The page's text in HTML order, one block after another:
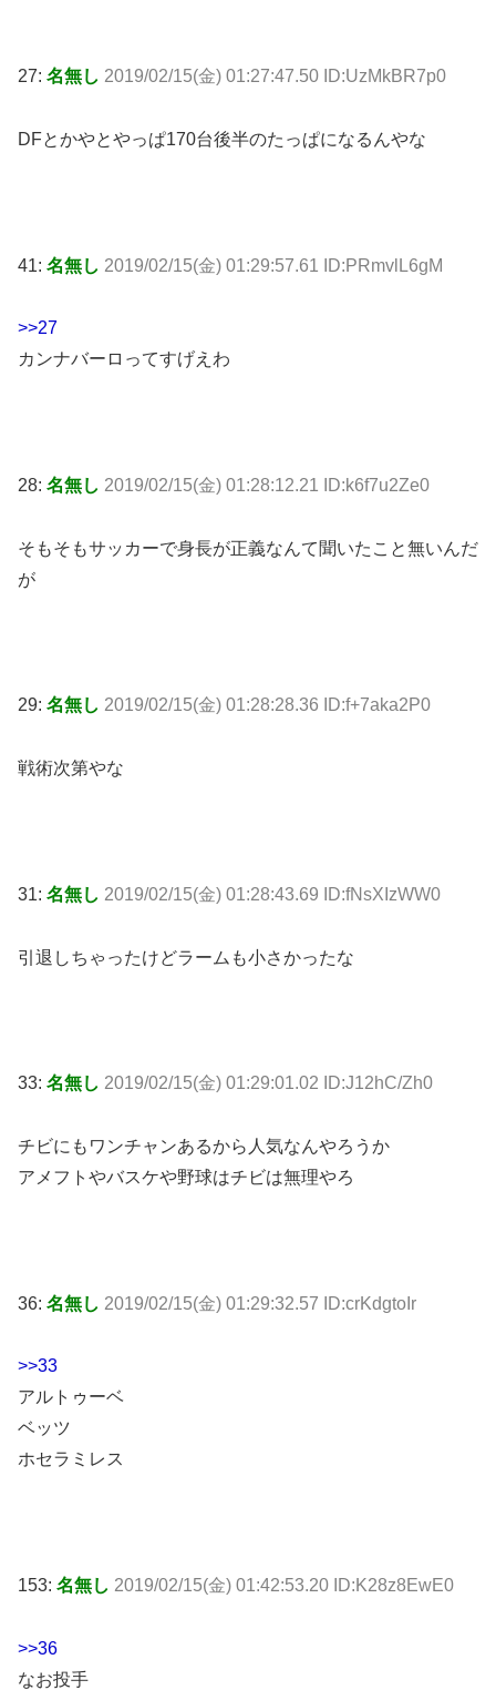
27: 名無し 2019/02/15(金) 01:27:47.50 ID:UzMkBR7p0
DFとかやとやっぱ170台後半のたっぱになるんやな
41: 名無し 2019/02/15(金) 01:29:57.61 ID:PRmvlL6gM
>>27
カンナバーロってすげえわ
28: 名無し 2019/02/15(金) 01:28:12.21 ID:k6f7u2Ze0
そもそもサッカーで身長が正義なんて聞いたこと無いんだ
が
29: 名無し 2019/02/15(金) 01:28:28.36 ID:f+7aka2P0
戦術次第やな
31: 名無し 2019/02/15(金) 01:28:43.69 ID:fNsXIzWW0
引退しちゃったけどラームも小さかったな
33: 名無し 2019/02/15(金) 01:29:01.02 ID:J12hC/Zh0
チビにもワンチャンあるから人気なんやろうか
アメフトやバスケや野球はチビは無理やろ
36: 名無し 2019/02/15(金) 01:29:32.57 ID:crKdgtoIr
>>33
アルトゥーベ
ベッツ
ホセラミレス
153: 名無し 2019/02/15(金) 01:42:53.20 ID:K28z8EwE0
>>36
なお投手